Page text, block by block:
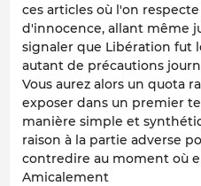
ces articles où l'on
d'innocence, allant même
signaler que Libération fut
autant de précautions
Vous aurez alors un quota
exposer dans un premier
manière simple et
raison à la partie adverse
contredire au moment où
Amicalement